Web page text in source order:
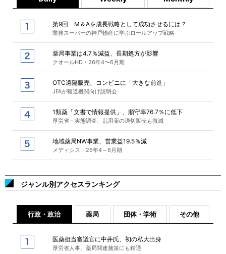
第9回 M＆Aを成長戦略として成功させるには？
業務スーパーの神戸物産に学ぶロールアップ戦略
薬局事業は4.7％減益、長期処方が影響
クオールHD・26年4〜6月期
OTC遠隔販売、コンビニに「大きな前進」
JFAが報道機関向け説明会
1類薬「文書で情報提供」、順守率76.7％に低下
厚労省・実態調査、乱用薬の適切販売も微減
地域薬局NW事業、営業益19.5％減
メディシス・26年4～6月期
ジャンル別アクセスランキング
行政・政治 薬局 団体・学術 その他
医薬担当審議官に中井氏、初の私大出身
厚労省人事、薬局関連施策にも精通